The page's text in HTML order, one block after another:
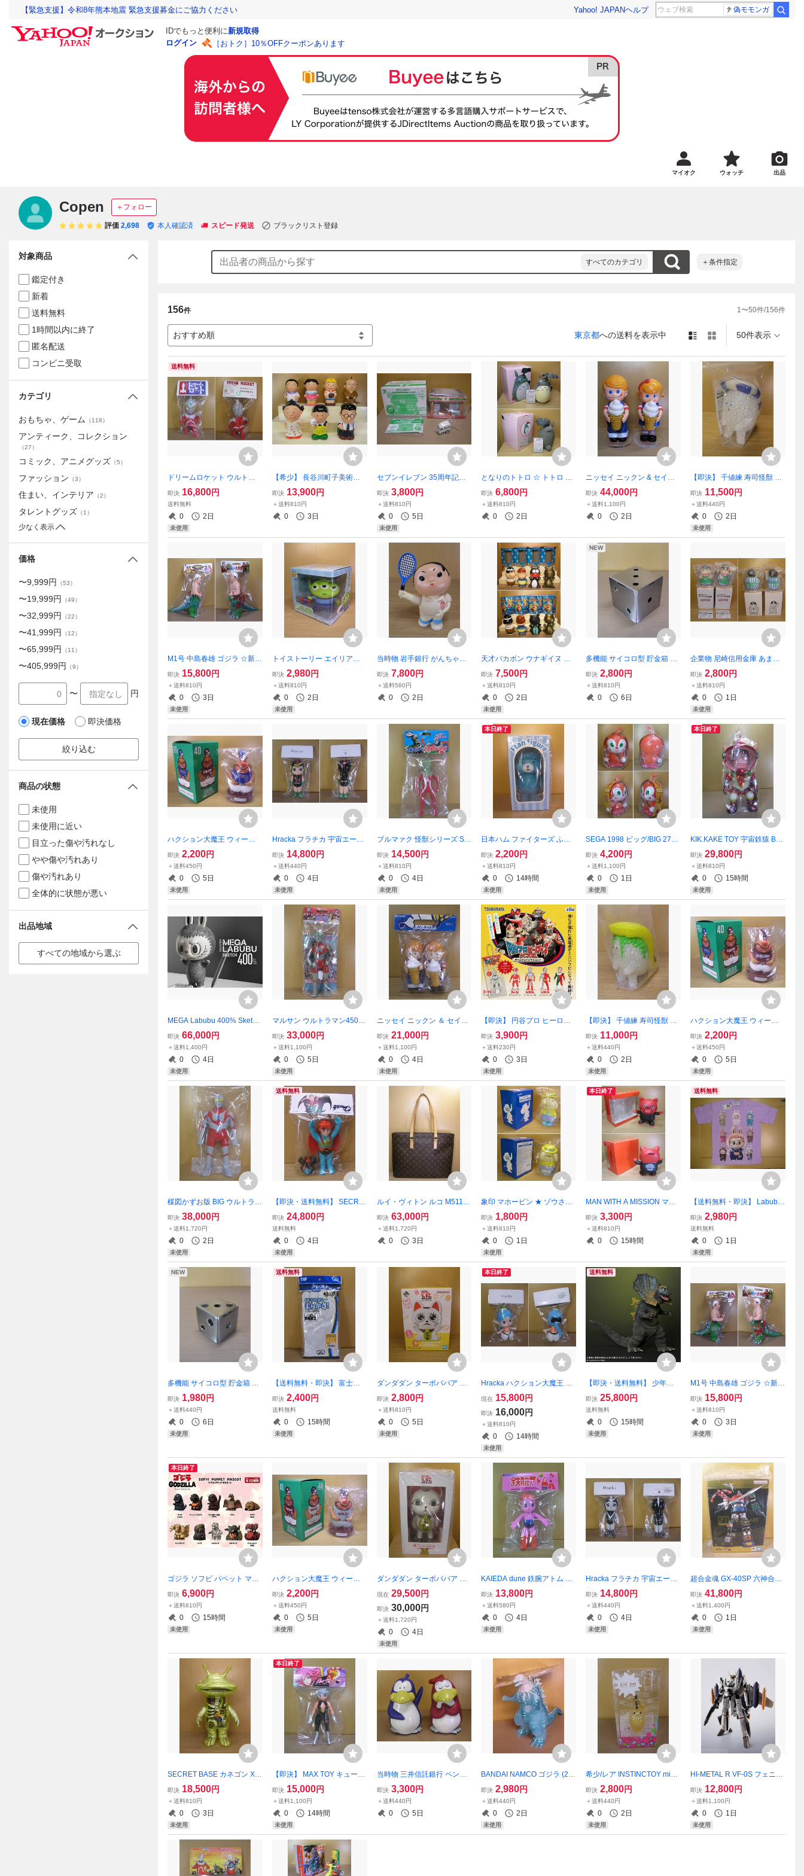
【緊急支援】令和8年熊本地震 緊急支援募金にご協力ください Yahoo! JAPANヘルプ 偽モモンガ
IDでもっと便利に新規取得
ログイン
［おトク］10％OFFクーポンあります
マイオク ウォッチ 出品
Copen ＋フォロー
評価 2,698 本人確認済 スピード発送 ブラックリスト登録
すべてのカテゴリ ＋条件指定
156件 1〜50件/156件
おすすめ順 東京都への送料を表示中 50件表示
送料無料
ドリームロケット ウルトラ
セブン ソフビ ☆新品～未開
封☆ 空想世界のお友だちシ
リーズ ワンフェス2025(夏)
【送料：全国一律440円】
即決 16,800円
送料無料
0 2日
未使用
【希少】 長谷川町子美術館
サザエさん 一家 貯金箱 ソフ
ビ 7体セット ☆良品☆ 当時
物
即決 13,900円
＋送料810円
0 3日
セブンイレブン 35周年記念
貯金箱 ＆ チョロQ 限定 非売
品 ☆未開封～保管品☆
即決 3,800円
＋送料810円
0 5日
未使用
となりのトトロ ☆ トトロ 大
きな 貯金箱 ☆良品☆ ソフビ
スタジオジブリ 二馬力 Nibar
iki COIN BANK コインバンク
即決 6,800円
＋送料810円
0 2日
ニッセイ ニックン & セイチ
ャン 店頭用 初期Ver. ソフビ
フィギュア ☆良品☆ 非売品
企業物 日世 ソフトクリーム
NISSEI
即決 44,000円
＋送料1,100円
0 2日
【即決】 千値練 寿司怪獣 ス
シエルエー マグロ 青蓄光Ver.
☆新品～未開封☆ ナカオテ
ッペイ SUSHI-L.A. ソフビ so
fvi
即決 11,500円
＋送料440円
0 2日
未使用
M1号 中島春雄 ゴジラ ☆新品
～未開封☆ ソフビ 【即決】
レトログリーン成形色 脚メ
タリックブルー 尾シルバー
スプレー版
即決 15,800円
＋送料810円
0 3日
未使用
トイストーリー エイリアン
ソフビ 貯金箱 ☆新品～未開
封☆ Disney Pixar リトルグ
リーンメン コインバンク CO
IN BANK ..
即決 2,980円
＋送料810円
0 2日
未使用
当時物 岩手銀行 がんちゃん
貯金箱 ソフビ人形 テニス 国
体 昭和レトロ 企業物
即決 7,800円
＋送料580円
0 2日
天才バカボン ウナギイヌ バ
カボン バカボンのパパ ソフ
ビ 首ふり 貯金箱 全4種類セ
ット☆未開封～未展示品☆
ボビングヘッドバンク 非売
品
即決 7,500円
＋送料810円
0 2日
未使用
NEW
多機能 サイコロ型 貯金箱 88
mm角 ペン立て ペーパーウエ
イト 文鎮（ぶんちん） ステ
ンレス製 ハンドメイド コイ
ンバンク
即決 2,800円
＋送料810円
0 6日
企業物 尼崎信用金庫 あまち
ゃん しんちゃん 貯金箱 ☆未
使用～未展示品☆ ソフビ 非
売品 忍たま乱太郎 尼子騒兵
衛
即決 2,800円
＋送料810円
0 1日
未使用
ハクション大魔王 ウィーラ
ー大魔王 ソフビ 貯金箱 非売
品 ☆未開封～未展示品☆ 楽
天イーグルス 巨人 ジャイア
ンツ 企業物 2
即決 2,200円
＋送料450円
0 5日
未使用
Hracka フラチカ 宇宙エース
原作TVカラーVer. ☆新品～未
開封☆ タツノコプロ Sofvi ソ
フビ MADE IN JAPAN
即決 14,800円
＋送料440円
0 4日
未使用
ブルマァク 怪獣シリーズ Sウ
ルトラセブン 昭和レトロカ
ラー ☆新品～未開封☆ ソフ
ビ BULLMARK マルサン Ｍ1
号 マーミット ..
即決 14,500円
＋送料810円
0 4日
未使用
本日終了
日本ハム ファイターズ ふえ
たん ビッグ240mm フィギュ
ア 貯金箱 ☆新品～未開封☆
非売品 日ハム Ftan
即決 2,200円
＋送料810円
0 14時間
未使用
SEGA 1998 ビッグ/BIG 270
mm ドキンちゃん ソフビ 貯
金箱 ☆未開封～未展示品☆
非売品 アンパンマン
即決 4,200円
＋送料1,100円
0 1日
未使用
本日終了
KIK.KAKE TOY 宇宙鉄猿 BU
MPY 1st color 蓄光 GID ☆新
品～未開封☆ ソフビ バンピ
ー 彩色版 キッカケトイ
即決 29,800円
＋送料810円
0 15時間
未使用
MEGA Labubu 400% Sketch
350mm ☆新品～未開封☆ ラ
ブブ POP MART ポップマー
ト THE MONSTERS
即決 66,000円
＋送料1,400円
0 4日
未使用
マルサン ウルトラマン450
昭和一期イメージver. ☆新品
～未開封☆ はしもと玩具店
限定 Sofvi ソフビ MADE IN J
APAN
即決 33,000円
＋送料1,100円
0 5日
未使用
ニッセイ ニックン ＆ セイチ
ャン ソフビ人形 貯金箱 ☆未
開封～未展示品☆ 非売品 企
業物 日世 ソフトクリーム 懸
賞品 NISSEI
即決 21,000円
＋送料1,100円
0 4日
未使用
【即決】 円谷プロ ヒーロー
ズ ソフビ 全5種セット ☆新
品～未使用☆ ボールチェー
ンマスコット ガチャガチャ
フィギュア
即決 3,900円
＋送料230円
0 3日
未使用
【即決】 千値練 寿司怪獣 ス
シエルエー 半熟タマゴ わさ
び付き ☆新品～未開封☆ ナ
カオテッペイ SUSHI-L.A. ソ
フビ sofvi
即決 11,000円
＋送料440円
0 2日
未使用
ハクション大魔王 ウィーラ
ー大魔王 ソフビ 貯金箱 非売
品 ☆未開封～未展示品☆ 楽
天イーグルス 巨人 ジャイア
ンツ 企業物 1
即決 2,200円
＋送料450円
0 5日
未使用
楳図かずお版 BIG ウルトラマ
ン レトロVer. ソフビ フィギ
ュア ☆新品～未開封☆ ワン
フェス フューチャーモデル
ズ マルサン ブルマック
即決 38,000円
＋送料1,720円
0 2日
未使用
送料無料
【即決・送料無料】 SECRE
T BASE デビルマン 大黒玩具
面取れ ☆新品～未開封☆ ソ
フビ シークレットベース Min
i Devilman 抽選～当選品
即決 24,800円
送料無料
0 4日
未使用
ルイ・ヴィトン ルコ M51155
モノグラム ☆良品☆ Louis V
uitton トートバッグ 大容量
ショルダーバッグ 保存袋 ビ
ジネス A4収納可 肩掛け
即決 63,000円
＋送料1,720円
0 3日
象印 マホービン ★ ゾウさん
貯金箱 ソフビ人形 非売品 ☆
未開封～未展示品☆ elephan
t エレファント
即決 1,800円
＋送料810円
0 1日
未使用
本日終了
MAN WITH A MISSION マン
ウィーズ ミラクル 貯金箱 ☆
未展示品☆ ソフビ Jean-ken
Johnny
即決 3,300円
＋送料810円
0 15時間
送料無料
【送料無料・即決】 Labubu
ラブブ プリント Tシャツ
(パープル) ☆新品☆
即決 2,980円
送料無料
0 1日
未使用
NEW
多機能 サイコロ型 貯金箱 5c
m角 ペン立て ペーパーウエ
イト 文鎮（ぶんちん） ステ
ンレス製 ハンドメイド コイ
ンバンク
即決 1,980円
＋送料440円
0 6日
未使用
送料無料
【送料無料・即決】 富士グ
ローブ クレストN 高品質 国
産皮革 和牛表皮製 手袋 LLサ
イズ ☆新品～未開封☆ 3双セ
ット 作業用 レジャー 園芸
即決 2,400円
送料無料
0 15時間
未使用
ダンダダン ターボババア 招
き猫 ソフビ 貯金箱 ☆新品～
未開封☆ BANDAI NAMCO
一番くじ コインバンク COIN
BANK
即決 2,800円
＋送料810円
0 5日
未使用
本日終了
Hracka ハクション大魔王 ア
クビちゃん 特別カラーVer. ☆
新品～未開封☆ ワンフェス2
025(冬) フラチカ ソフビ人形
現在 15,800円
即決 16,000円
＋送料810円
0 14時間
未使用
送料無料
【即決・送料無料】 少年リ
ック 限定品 大怪獣シリーズ
ジラース 激闘カラーVer. ☆新
品～未開封☆ X-PLUS エクス
プラス
即決 25,800円
送料無料
0 15時間
未使用
M1号 中島春雄 ゴジラ ☆新品
～未開封☆ ソフビ 【即決】
レトログリーン成形色 脚シ
ルバー 尾メタリックブルー
プレー版
即決 15,800円
＋送料810円
0 3日
未使用
本日終了
ゴジラ ソフビ パペット マス
コット10種コンプリート・セ
ット ☆新品～未開封☆ Sofvi
エンスカイ ENSKY
即決 6,900円
＋送料810円
0 15時間
未使用
ハクション大魔王 ウィーラ
ー大魔王 ソフビ 貯金箱 非売
品 ☆未開封～未展示品☆ 楽
天イーグルス 巨人 ジャイア
ンツ 企業物 3
即決 2,200円
＋送料450円
0 5日
未使用
ダンダダン ターボババア 招
き猫 400mm ☆新品～未開封
☆ 1/1スケール ソフビ フィギ
ュア F:NEX
現在 29,500円
即決 30,000円
＋送料1,720円
0 4日
未使用
KAIEDA dune 鉄腕アトム ソ
フビ人形 ☆新品～未開封☆
ビビッドカラー 【2024夏～
限定】 Astro Boy Limited Ver.
MADE IN JAPAN
即決 13,800円
＋送料580円
0 4日
未使用
Hracka フラチカ 宇宙エース
モノクロカラーVer. ☆新品～
未開封☆ タツノコプロ Sofvi
ソフビ MADE IN JAPAN
即決 14,800円
＋送料440円
0 4日
未使用
超合金魂 GX-40SP 六神合体
ゴッドマーズ CHOGOKIN 50
th Ver. ☆新品～未開封☆ BA
NDAI SPIRITS バンダイ
即決 41,800円
＋送料1,400円
0 1日
未使用
SECRET BASE カネゴン X-
RAY Multi color ver. ☆新品～
未開封☆ ウルトラQ 円谷プ
ロ ソフビ シークレットベー
ス
即決 18,500円
＋送料810円
0 3日
未使用
本日終了
【即決】 MAX TOY キューテ
ィーハニー ブラックVer. ☆新
品～未開封☆ ワンフェス202
4(夏) マックストイ ソフビ M
ADE IN JAPAN 永井豪
即決 15,000円
＋送料1,100円
0 14時間
未使用
当時物 三井信託銀行 ペンギ
ン ペア 2体セット ☆良品☆
非売品 黒鉄ヒロシ～デザイ
ン コインバンク 【送料：全
国一律440円】
即決 3,300円
＋送料440円
0 5日
BANDAI NAMCO ゴジラ (20
23) 富士山Ver. ☆新品～未展
示品☆ バンダイ BANDAI JA
PAN GODZILLA
即決 2,980円
＋送料440円
0 2日
未使用
希少/レア INSTINCTOY mini
LIQUID Color 非売品 インス
ティンクトイ リキッド ☆未
開封～未展示品☆ ノベルテ
ィー
即決 2,800円
＋送料440円
0 2日
未使用
HI-METAL R VF-0S フェニッ
クス(ロイ・フォッカー機) +
QF-2200D-B ゴースト 「マ
クロスゼロ」 ☆新品～未開
封☆ BANDAI SPIRITS
即決 12,800円
＋送料1,100円
0 1日
未使用
対象商品
鑑定付き
新着
送料無料
1時間以内に終了
匿名配送
コンビニ受取
カテゴリ
おもちゃ、ゲーム （118）
アンティーク、コレクション
（27）
コミック、アニメグッズ （5）
ファッション （3）
住まい、インテリア （2）
タレントグッズ （1 ）
少なく表示
価格
〜9,999円 （53）
〜19,999円 （49）
〜32,999円 （22）
〜41,999円 （12）
〜65,999円 （11 ）
〜405,999円 （9）
〜 円
現在価格 即決価格
絞り込む
商品の状態
未使用
未使用に近い
目立った傷や汚れなし
やや傷や汚れあり
傷や汚れあり
全体的に状態が悪い
出品地域
すべての地域から選ぶ